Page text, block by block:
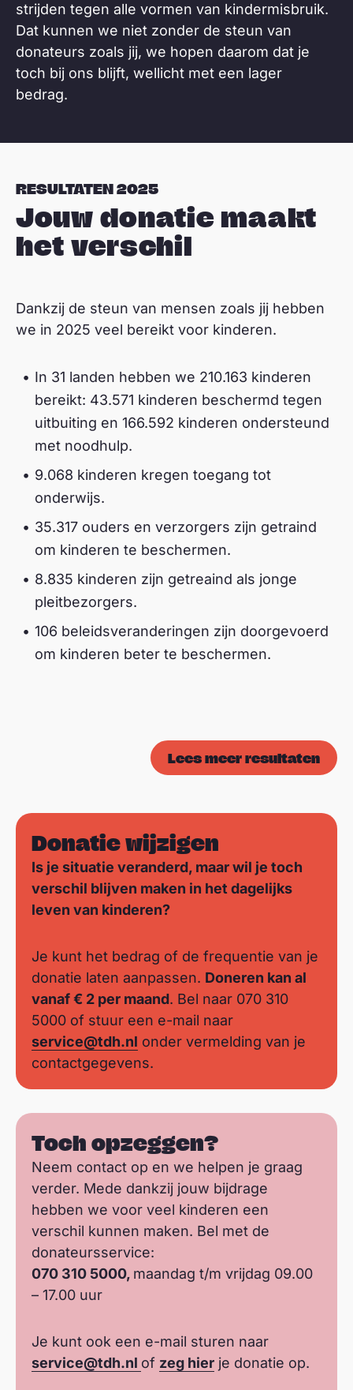
strijden tegen alle vormen van kindermisbruik.
Dat kunnen we niet zonder de steun van
donateurs zoals jij, we hopen daarom dat je
toch bij ons blijft, wellicht met een lager
bedrag.
RESULTATEN 2025
Jouw donatie maakt
het verschil
Dankzij de steun van mensen zoals jij hebben
we in 2025 veel bereikt voor kinderen.
In 31 landen hebben we 210.163 kinderen
bereikt: 43.571 kinderen beschermd tegen
uitbuiting en 166.592 kinderen ondersteund
met noodhulp.
9.068 kinderen kregen toegang tot
onderwijs.
35.317 ouders en verzorgers zijn getraind
om kinderen te beschermen.
8.835 kinderen zijn getreaind als jonge
pleitbezorgers.
106 beleidsveranderingen zijn doorgevoerd
om kinderen beter te beschermen.
Lees meer resultaten
Donatie wijzigen
Is je situatie veranderd, maar wil je toch
verschil blijven maken in het dagelijks
leven van kinderen?
Je kunt het bedrag of de frequentie van je
donatie laten aanpassen. Doneren kan al
vanaf € 2 per maand. Bel naar 070 310
5000 of stuur een e-mail naar
service@tdh.nl onder vermelding van je
contactgegevens.
Toch opzeggen?
Neem contact op en we helpen je graag
verder. Mede dankzij jouw bijdrage
hebben we voor veel kinderen een
verschil kunnen maken. Bel met de
donateursservice:
070 310 5000, maandag t/m vrijdag 09.00
– 17.00 uur
Je kunt ook een e-mail sturen naar
service@tdh.nl of zeg hier je donatie op.